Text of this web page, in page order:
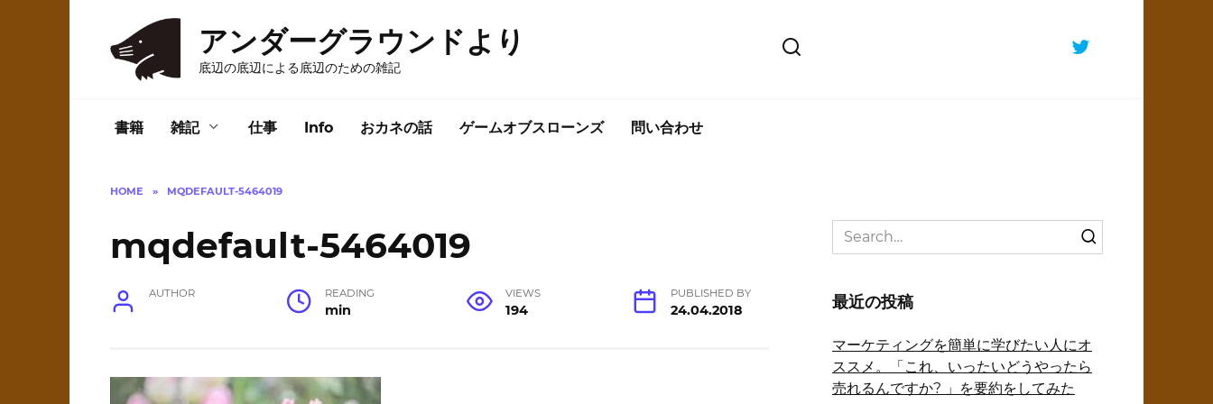
アンダーグラウンドより
底辺の底辺による底辺のための雑記
書籍 雑記 仕事 Info おカネの話 ゲームオブスローンズ 問い合わせ
HOME » MQDEFAULT-5464019
mqdefault-5464019
AUTHOR READING
min
VIEWS
194
PUBLISHED BY
24.04.2018
Search
for:
最近の投稿
マーケティングを簡単に学びたい人にオ
ススメ。「これ、いったいどうやったら
売れるんですか? 」を要約をしてみた